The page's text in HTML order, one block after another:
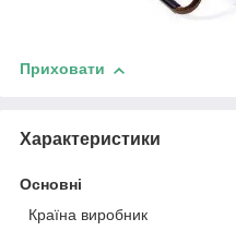
Приховати
Характеристики
Основні
Країна виробник